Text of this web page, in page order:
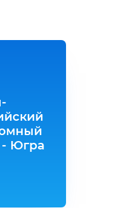
- Югра